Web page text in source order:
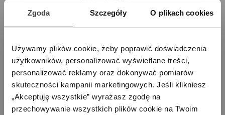
Zgoda Szczegóły O plikach cookies
Używamy plików cookie, żeby poprawić doświadczenia
użytkowników, personalizować wyświetlane treści,
personalizować reklamy oraz dokonywać pomiarów
skuteczności kampanii marketingowych. Jeśli klikniesz
„Akceptuję wszystkie” wyrażasz zgodę na
przechowywanie wszystkich plików cookie na Twoim
Selina, Higrometr, Biały
149,00 zł